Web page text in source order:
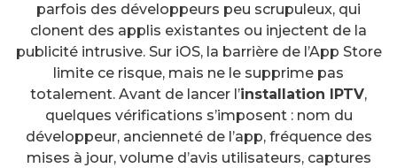
parfois des développeurs peu scrupuleux, qui
clonent des applis existantes ou injectent de la
publicité intrusive. Sur iOS, la barrière de l’App Store
limite ce risque, mais ne le supprime pas
totalement. Avant de lancer l’installation IPTV,
quelques vérifications s’imposent : nom du
développeur, ancienneté de l’app, fréquence des
mises à jour, volume d’avis utilisateurs, captures